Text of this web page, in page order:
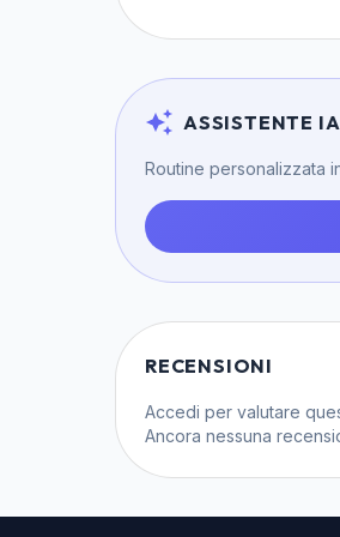
ASSISTENTE IA
Routine personalizzata
RECENSIONI
Accedi per valutare
Ancora nessuna